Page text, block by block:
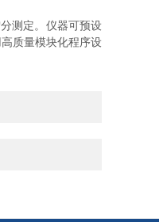
测定。仪器可预设
质量模块化程序设